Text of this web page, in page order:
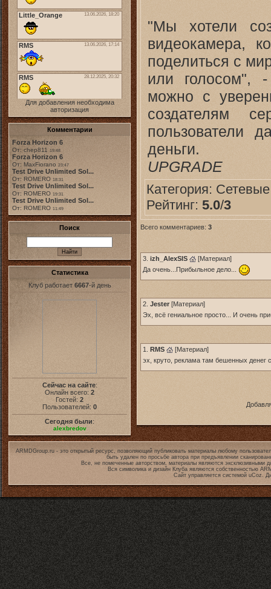
Для добавления необходима
авторизация
Комментарии
Forza Horizon 6
От: chep811 19:48
Forza Horizon 6
От: MaxFiorano 23:47
Test Drive Unlimited Sol...
От: ROMERO 18:31
Test Drive Unlimited Sol...
От: ROMERO 19:31
Test Drive Unlimited Sol...
От: ROMERO 11:49
Поиск
Статистика
Клуб работает 6667-й день
Сейчас на сайте:
Онлайн всего: 2
Гостей: 2
Пользователей: 0
Сегодня были:
alexbredov
"Мы хотели
видеокамера,
поделиться с
или голосом", -
можно с
создателям
пользователи
деньги.
UPGRADE
Категория:
Рейтинг: 5.0/3
Всего комментариев: 3
3. izh_AlexSIS [Материал]
Да очень...Прибыльное дело...
2. Jester [Материал]
Эх, всё гениальное просто... И очень
1. RMS [Материал]
эх, круто, реклама там бешенных денег
ARMDGroup.ru - это открытый ресурс, позволяющий публиковать материалы любому
быть удален по просьбе автора при предъявлении
Все, не помеченные авторством, материалы являются эксклюзивными
Вся символика и дизайн Клуба являются собственностью
Сайт управляется системой uCoz.